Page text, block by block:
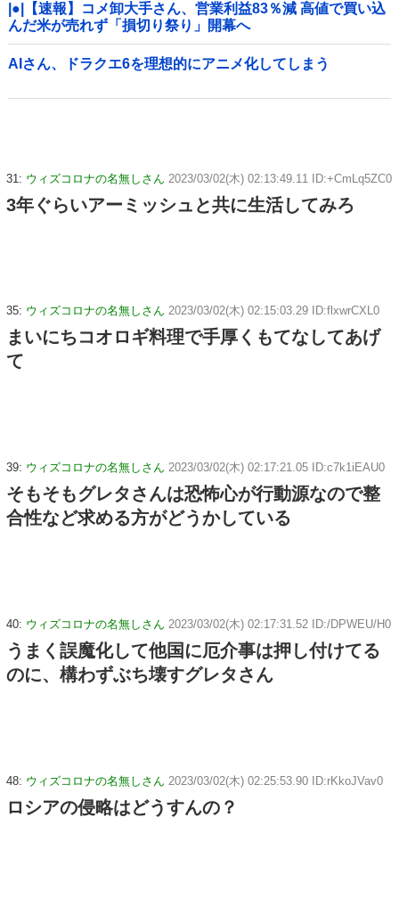
|●|【速報】コメ卸大手さん、営業利益83％減 高値で買い込
んだ米が売れず「損切り祭り」開幕へ
AIさん、ドラクエ6を理想的にアニメ化してしまう
31: ウィズコロナの名無しさん 2023/03/02(木) 02:13:49.11 ID:+CmLq5ZC0
3年ぐらいアーミッシュと共に生活してみろ
35: ウィズコロナの名無しさん 2023/03/02(木) 02:15:03.29 ID:flxwrCXL0
まいにちコオロギ料理で手厚くもてなしてあげ
て
39: ウィズコロナの名無しさん 2023/03/02(木) 02:17:21.05 ID:c7k1iEAU0
そもそもグレタさんは恐怖心が行動源なので整
合性など求める方がどうかしている
40: ウィズコロナの名無しさん 2023/03/02(木) 02:17:31.52 ID:/DPWEU/H0
うまく誤魔化して他国に厄介事は押し付けてる
のに、構わずぶち壊すグレタさん
48: ウィズコロナの名無しさん 2023/03/02(木) 02:25:53.90 ID:rKkoJVav0
ロシアの侵略はどうすんの？